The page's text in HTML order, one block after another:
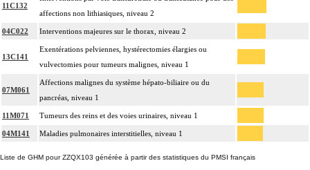
11C132
affections non lithiasiques, niveau 2
04C022 Interventions majeures sur le thorax, niveau 2
13C141
Exentérations pelviennes, hystérectomies élargies ou
vulvectomies pour tumeurs malignes, niveau 1
07M061
Affections malignes du système hépato-biliaire ou du
pancréas, niveau 1
11M071 Tumeurs des reins et des voies urinaires, niveau 1
04M141 Maladies pulmonaires interstitielles, niveau 1
Liste de GHM pour ZZQX103 générée à partir des statistiques du PMSI français